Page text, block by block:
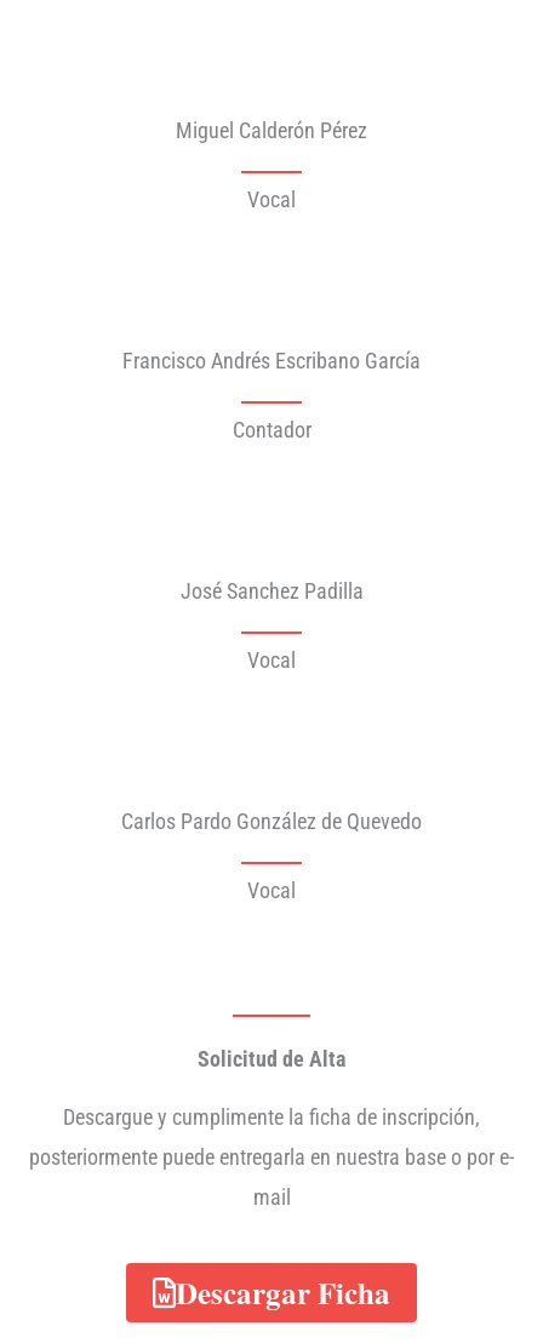
Miguel Calderón Pérez
Vocal
Francisco Andrés Escribano García
Contador
José Sanchez Padilla
Vocal
Carlos Pardo González de Quevedo
Vocal
Solicitud de Alta
Descargue y cumplimente la ficha de inscripción,
posteriormente puede entregarla en nuestra base o por e-
mail
Descargar Ficha